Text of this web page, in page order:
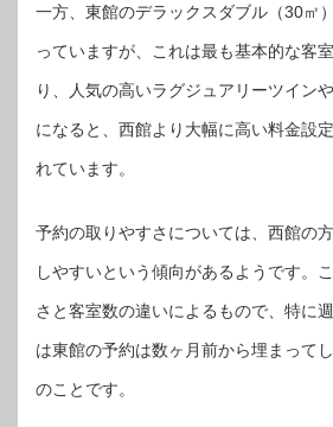
一方、東館のデラックスダブル（30㎡
っていますが、これは最も基本的な客
り、人気の高いラグジュアリーツイン
になると、西館より大幅に高い料金設
れています。
予約の取りやすさについては、西館の
しやすいという傾向があるようです。
さと客室数の違いによるもので、特に
は東館の予約は数ヶ月前から埋まって
のことです。